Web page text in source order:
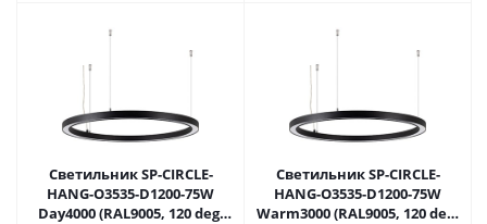
Светильник SP-CIRCLE-
HANG-O3535-D1200-75W
Day4000 (RAL9005, 120 deg,
Светильник SP-CIRCLE-
HANG-O3535-D1200-75W
Warm3000 (RAL9005, 120 deg,